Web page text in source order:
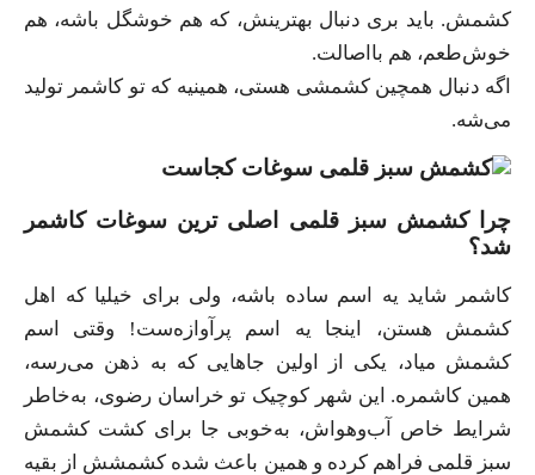
کشمش. باید بری دنبال بهترینش، که هم خوشگل باشه، هم
خوش‌طعم، هم بااصالت.
اگه دنبال همچین کشمشی هستی، همینیه که تو کاشمر تولید
می‌شه.
چرا کشمش سبز قلمی اصلی ترین سوغات کاشمر
شد؟
کاشمر شاید یه اسم ساده باشه، ولی برای خیلیا که اهل
کشمش هستن، اینجا یه اسم پرآوازه‌ست! وقتی اسم
کشمش میاد، یکی از اولین جاهایی که به ذهن می‌رسه،
همین کاشمره. این شهر کوچیک تو خراسان رضوی، به‌خاطر
شرایط خاص آب‌وهواش، به‌خوبی جا برای کشت کشمش
سبز قلمی فراهم کرده و همین باعث شده کشمشش از بقیه